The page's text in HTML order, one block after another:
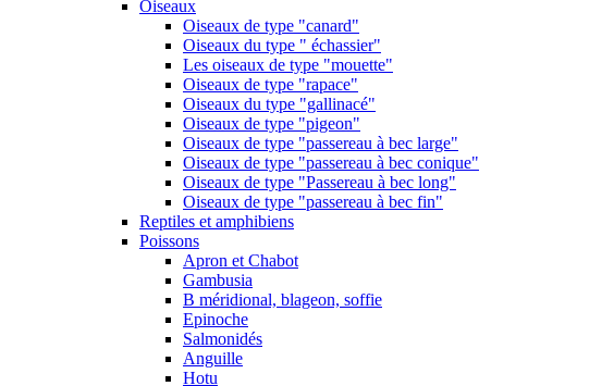
Oiseaux
Oiseaux de type "canard"
Oiseaux du type " échassier"
Les oiseaux de type "mouette"
Oiseaux de type "rapace"
Oiseaux du type "gallinacé"
Oiseaux de type "pigeon"
Oiseaux de type "passereau à bec large"
Oiseaux de type "passereau à bec conique"
Oiseaux de type "Passereau à bec long"
Oiseaux de type "passereau à bec fin"
Reptiles et amphibiens
Poissons
Apron et Chabot
Gambusia
B méridional, blageon, soffie
Epinoche
Salmonidés
Anguille
Hotu